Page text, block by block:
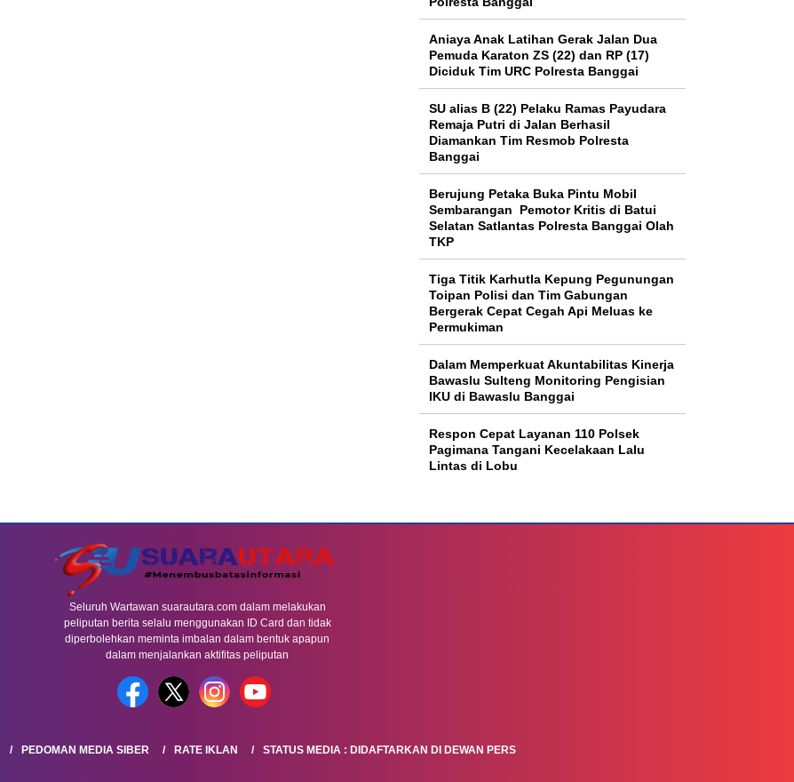
Aniaya Anak Latihan Gerak Jalan Dua
Pemuda Karaton ZS (22) dan RP (17)
Diciduk Tim URC Polresta Banggai
SU alias B (22) Pelaku Ramas Payudara
Remaja Putri di Jalan Berhasil
Diamankan Tim Resmob Polresta
Banggai
Berujung Petaka Buka Pintu Mobil
Sembarangan Pemotor Kritis di Batui
Selatan Satlantas Polresta Banggai Olah
TKP
Tiga Titik Karhutla Kepung Pegunungan
Toipan Polisi dan Tim Gabungan
Bergerak Cepat Cegah Api Meluas ke
Permukiman
Dalam Memperkuat Akuntabilitas Kinerja
Bawaslu Sulteng Monitoring Pengisian
IKU di Bawaslu Banggai
Respon Cepat Layanan 110 Polsek
Pagimana Tangani Kecelakaan Lalu
Lintas di Lobu
Seluruh Wartawan suarautara.com dalam melakukan
peliputan berita selalu menggunakan ID Card dan tidak
diperbolehkan meminta imbalan dalam bentuk apapun
dalam menjalankan aktifitas peliputan
PEDOMAN MEDIA SIBER RATE IKLAN STATUS MEDIA : DIDAFTARKAN DI DEWAN PERS